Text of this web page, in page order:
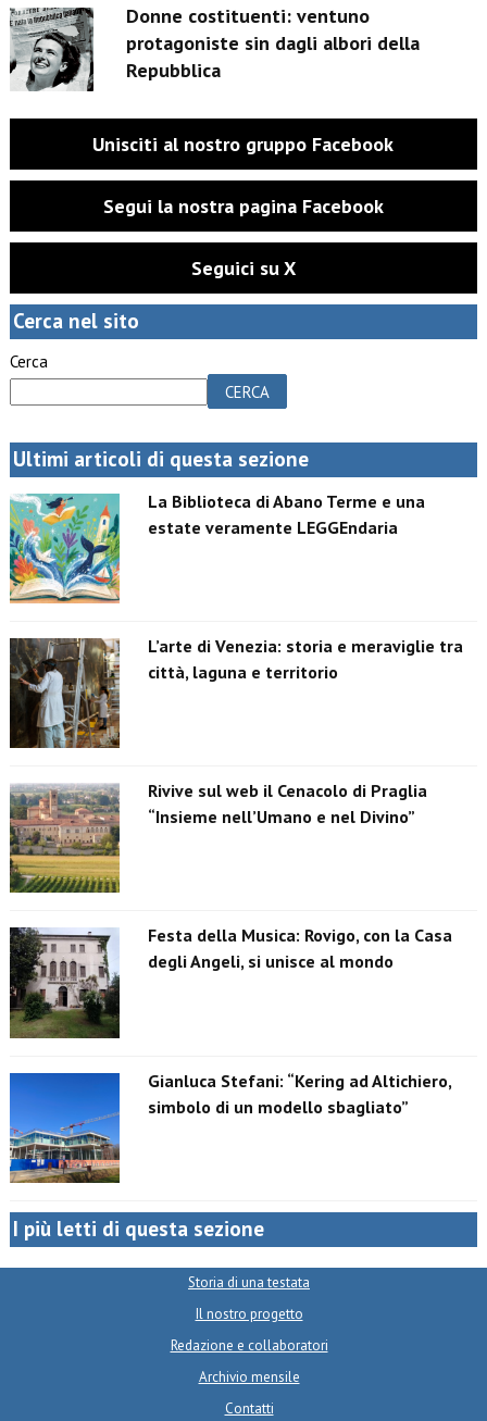
Donne costituenti: ventuno
protagoniste sin dagli albori della
Repubblica
Unisciti al nostro gruppo Facebook
Segui la nostra pagina Facebook
Seguici su X
Cerca nel sito
Cerca
CERCA
Ultimi articoli di questa sezione
La Biblioteca di Abano Terme e una
estate veramente LEGGEndaria
L’arte di Venezia: storia e meraviglie tra
città, laguna e territorio
Rivive sul web il Cenacolo di Praglia
“Insieme nell’Umano e nel Divino”
Festa della Musica: Rovigo, con la Casa
degli Angeli, si unisce al mondo
Gianluca Stefani: “Kering ad Altichiero,
simbolo di un modello sbagliato”
I più letti di questa sezione
Storia di una testata
Il nostro progetto
Redazione e collaboratori
Archivio mensile
Contatti